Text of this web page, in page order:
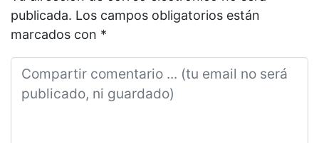
publicada. Los campos obligatorios están
marcados con *